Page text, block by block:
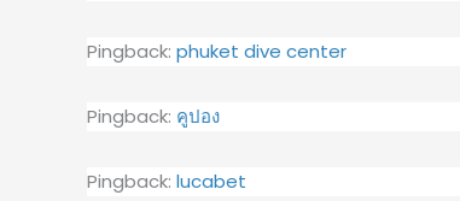
Pingback: phuket dive center
Pingback: คูปอง
Pingback: lucabet